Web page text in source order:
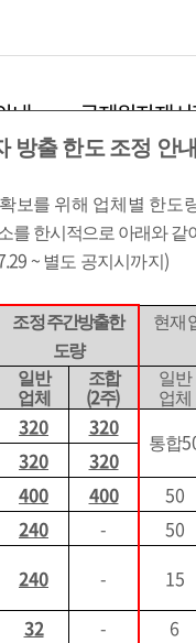
내 국제원자재
민생
비
한도 조정 안내
확보를 위해 업체별 한도
를 한시적으로 아래와 같
~ 별도 공지시까지 )
조정 주간방출한
도량
현재
일반
업체
조합
(2주)
일반
업체
320 320
통합
320 320
400 400 50
240 - 50
240 - 15
32 - 6